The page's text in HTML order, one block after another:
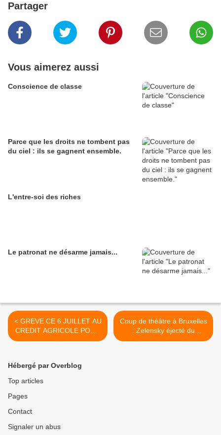
Partager
Vous aimerez aussi
Conscience de classe
Parce que les droits ne tombent pas
du ciel : ils se gagnent ensemble.
L'entre-soi des riches
Le patronat ne désarme jamais...
< GREVE CE 6 JUILLET AU
CREDIT AGRICOLE POUR
PLUS D'EFFECTIFS ET
Coup de théâtre à Bruxelles
: Zelensky éjecté du
sommet UE-CELAC suite à
Hébergé par Overblog
Top articles
Pages
Contact
Signaler un abus